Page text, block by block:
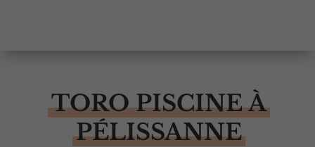
TORO PISCINE À
PÉLISSANNE